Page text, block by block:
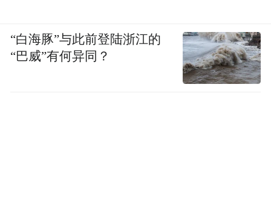
“白海豚”与此前登陆浙江的
“巴威”有何异同？